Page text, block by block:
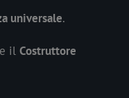
universale.
il Costruttore